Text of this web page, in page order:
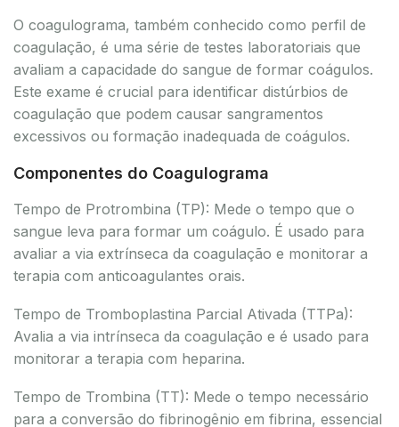
O coagulograma, também conhecido como perfil de
coagulação, é uma série de testes laboratoriais que
avaliam a capacidade do sangue de formar coágulos.
Este exame é crucial para identificar distúrbios de
coagulação que podem causar sangramentos
excessivos ou formação inadequada de coágulos.
Componentes do Coagulograma
Tempo de Protrombina (TP): Mede o tempo que o
sangue leva para formar um coágulo. É usado para
avaliar a via extrínseca da coagulação e monitorar a
terapia com anticoagulantes orais.
Tempo de Tromboplastina Parcial Ativada (TTPa):
Avalia a via intrínseca da coagulação e é usado para
monitorar a terapia com heparina.
Tempo de Trombina (TT): Mede o tempo necessário
para a conversão do fibrinogênio em fibrina, essencial